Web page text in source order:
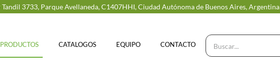
Tandil 3733, Parque Avellaneda, C1407HHI, Ciudad Autónoma de Buenos Aires, Argentina
PRODUCTOS CATALOGOS EQUIPO CONTACTO